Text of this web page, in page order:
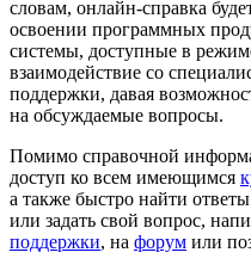
словам, онлайн-справка
освоении программных
системы, доступные в
взаимодействие со
поддержки, давая
на обсуждаемые вопросы.
Помимо справочной
доступ ко всем имеющимся
а также быстро найти
или задать свой вопрос,
поддержки, на форум или